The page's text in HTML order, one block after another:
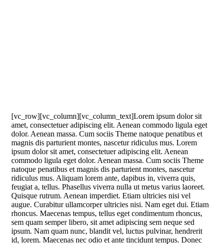
[vc_row][vc_column][vc_column_text]Lorem ipsum dolor sit
amet, consectetuer adipiscing elit. Aenean commodo ligula eget
dolor. Aenean massa. Cum sociis Theme natoque penatibus et
magnis dis parturient montes, nascetur ridiculus mus. Lorem
ipsum dolor sit amet, consectetuer adipiscing elit. Aenean
commodo ligula eget dolor. Aenean massa. Cum sociis Theme
natoque penatibus et magnis dis parturient montes, nascetur
ridiculus mus. Aliquam lorem ante, dapibus in, viverra quis,
feugiat a, tellus. Phasellus viverra nulla ut metus varius laoreet.
Quisque rutrum. Aenean imperdiet. Etiam ultricies nisi vel
augue. Curabitur ullamcorper ultricies nisi. Nam eget dui. Etiam
rhoncus. Maecenas tempus, tellus eget condimentum rhoncus,
sem quam semper libero, sit amet adipiscing sem neque sed
ipsum. Nam quam nunc, blandit vel, luctus pulvinar, hendrerit
id, lorem. Maecenas nec odio et ante tincidunt tempus. Donec